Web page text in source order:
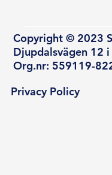
Copyright © 2023
Djupdalsvägen 12
Org.nr: 559119-
Privacy Policy